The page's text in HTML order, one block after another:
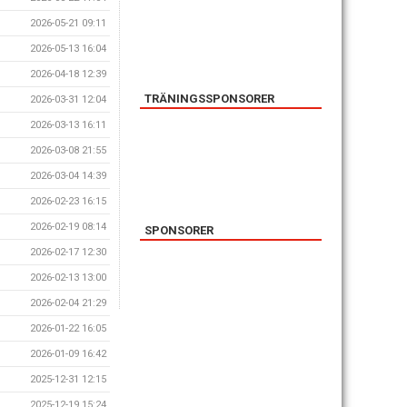
2026-05-21 09:11
2026-05-13 16:04
2026-04-18 12:39
2026-03-31 12:04
2026-03-13 16:11
2026-03-08 21:55
2026-03-04 14:39
2026-02-23 16:15
2026-02-19 08:14
2026-02-17 12:30
2026-02-13 13:00
2026-02-04 21:29
2026-01-22 16:05
2026-01-09 16:42
2025-12-31 12:15
TRÄNINGSSPONSORER
SPONSORER